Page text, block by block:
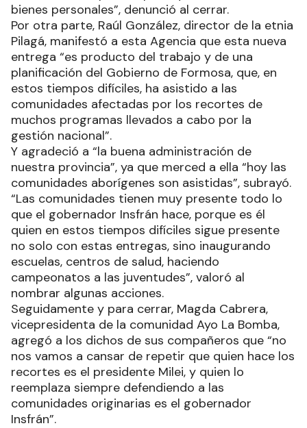
bienes personales”, denunció al cerrar.
Por otra parte, Raúl González, director de la etnia
Pilagá, manifestó a esta Agencia que esta nueva
entrega “es producto del trabajo y de una
planificación del Gobierno de Formosa, que, en
estos tiempos difíciles, ha asistido a las
comunidades afectadas por los recortes de
muchos programas llevados a cabo por la
gestión nacional”.
Y agradeció a “la buena administración de
nuestra provincia”, ya que merced a ella “hoy las
comunidades aborígenes son asistidas”, subrayó.
“Las comunidades tienen muy presente todo lo
que el gobernador Insfrán hace, porque es él
quien en estos tiempos difíciles sigue presente
no solo con estas entregas, sino inaugurando
escuelas, centros de salud, haciendo
campeonatos a las juventudes”, valoró al
nombrar algunas acciones.
Seguidamente y para cerrar, Magda Cabrera,
vicepresidenta de la comunidad Ayo La Bomba,
agregó a los dichos de sus compañeros que “no
nos vamos a cansar de repetir que quien hace los
recortes es el presidente Milei, y quien lo
reemplaza siempre defendiendo a las
comunidades originarias es el gobernador
Insfrán”.